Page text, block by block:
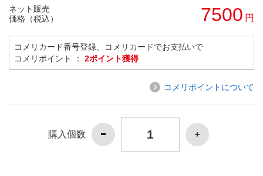
ネット販売
価格（税込）
7500 円
コメリカード番号登録、コメリカードでお支払いで
コメリポイント ： 2ポイント獲得
コメリポイントについて
購入個数